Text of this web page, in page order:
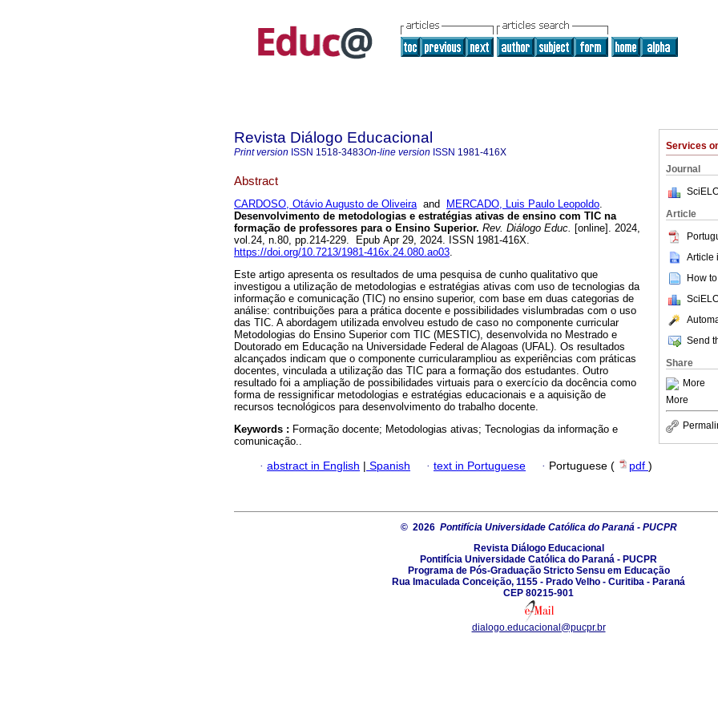
Services
Journal
Article
Article
How
Send
Share
More
More
Revista Diálogo Educacional
Print version ISSN 1518-3483On-line version ISSN 1981-416X
Abstract
CARDOSO, Otávio Augusto de Oliveiraand MERCADO, Luis Paulo Leopoldo.
Desenvolvimento de metodologias e estratégias ativas de ensino com TIC na
formação de professores para o Ensino Superior. Rev. Diálogo Educ. [online]. 2024,
vol.24, n.80, pp.214-229. Epub Apr 29, 2024. ISSN 1981-416X.
https://doi.org/10.7213/1981-416x.24.080.ao03.
Este artigo apresenta os resultados de uma pesquisa de cunho qualitativo que
investigou a utilização de metodologias e estratégias ativas com uso de tecnologias da
informação e comunicação (TIC) no ensino superior, com base em duas categorias de
análise: contribuições para a prática docente e possibilidades vislumbradas com o uso
das TIC. A abordagem utilizada envolveu estudo de caso no componente curricular
Metodologias do Ensino Superior com TIC (MESTIC), desenvolvida no Mestrado e
Doutorado em Educação na Universidade Federal de Alagoas (UFAL). Os resultados
alcançados indicam que o componente curricularampliou as experiências com práticas
docentes, vinculada a utilização das TIC para a formação dos estudantes. Outro
resultado foi a ampliação de possibilidades virtuais para o exercício da docência como
forma de ressignificar metodologias e estratégias educacionais e a aquisição de
recursos tecnológicos para desenvolvimento do trabalho docente.
Keywords : Formação docente; Metodologias ativas; Tecnologias da informação e
comunicação..
· abstract in English | Spanish · text in Portuguese · Portuguese ( pdf )
© 2026 Pontifícia Universidade Católica do Paraná - PUCPR
Revista Diálogo Educacional
Pontifícia Universidade Católica do Paraná - PUCPR
Programa de Pós-Graduação Stricto Sensu em Educação
Rua Imaculada Conceição, 1155 - Prado Velho - Curitiba - Paraná
CEP 80215-901
dialogo.educacional@pucpr.br